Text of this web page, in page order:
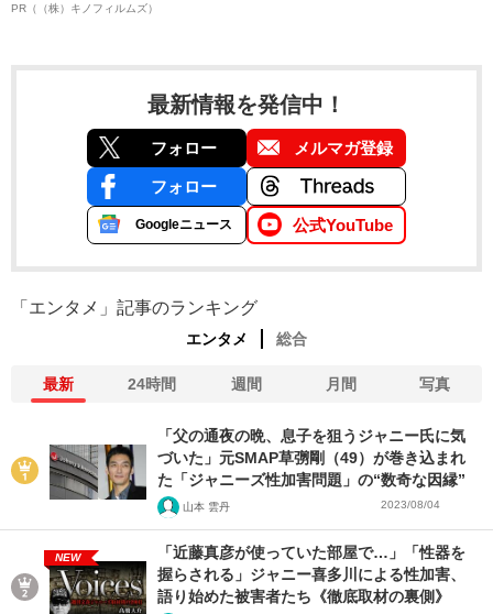
PR（（株）キノフィルムズ）
最新情報を発信中！
フォロー メルマガ登録
フォロー
Googleニュース 公式YouTube
「エンタメ」記事のランキング
エンタメ 総合
最新 24時間 週間 月間 写真
「父の通夜の晩、息子を狙うジャニー氏に気
づいた」元SMAP草彅剛（49）が巻き込まれ
た「ジャニーズ性加害問題」の“数奇な因縁”
山本 雲丹 2023/08/04
NEW
「近藤真彦が使っていた部屋で…」「性器を
握らされる」ジャニー喜多川による性加害、
語り始めた被害者たち《徹底取材の裏側》